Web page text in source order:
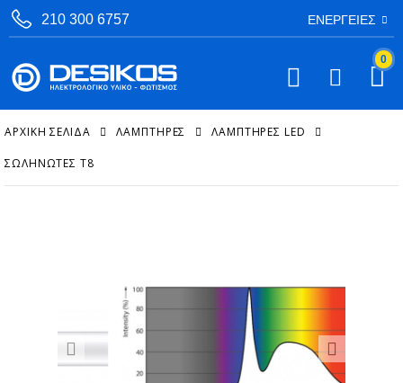
210 300 6757 ΕΝΈΡΓΕΙΕΣ
0
ΑΡΧΙΚΉ ΣΕΛΊΔΑ ΛΑΜΠΤΗΡΕΣ ΛΑΜΠΤΉΡΕΣ LED
ΣΩΛΗΝΩΤΈΣ T8